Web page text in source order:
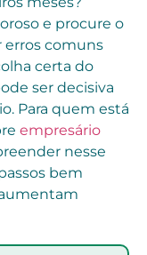
e procure o
erros comuns
certa do
ser decisiva
Para quem está
empresário
nesse
bem